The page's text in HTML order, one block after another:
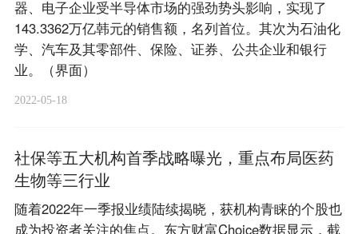
器、电子企业受半导体市场的强劲势头影响，实现了
143.3362万亿韩元的销售额，名列首位。其次为石油化
学、汽车及其零部件、保险、证券、公共企业和银行
业。（界面）
2022-05-18
社保等五大机构首季战略曝光，重点布局医药
生物等三行业
随着2022年一季报业绩陆续揭晓，获机构青睐的个股也
成为投资者关注的焦点。东方财富Choice数据显示，截